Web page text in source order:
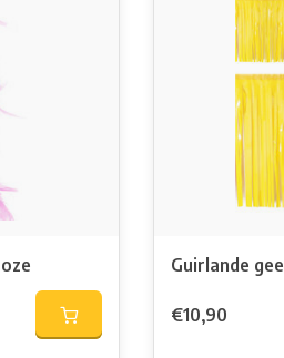
Guirlande
€10,90